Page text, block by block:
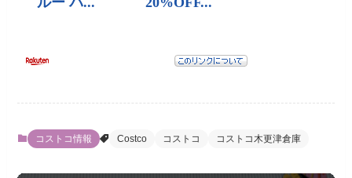
コストコ情報 Costco コストコ コストコ木更津倉庫